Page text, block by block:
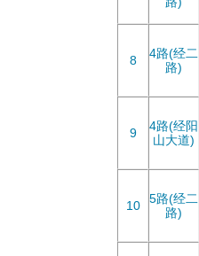
8
4路(经二
路)
9
4路(经阳
山大道)
10
5路(经二
路)